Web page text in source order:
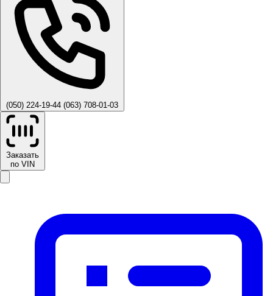
(050) 224-19-44 (063) 708-01-03
Заказать
по VIN